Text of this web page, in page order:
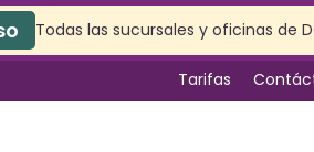
Todas las sucursales y oficinas de
Tarifas